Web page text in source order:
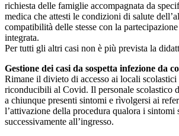
richiesta delle famiglie accompagnata da
medica che attesti le condizioni di salute
compatibilità delle stesse con la
integrata.
Per tutti gli altri casi non è più prevista la
Gestione dei casi da sospetta infezione da
Rimane il divieto di accesso ai locali
riconducibili al Covid. Il personale scolastico
a chiunque presenti sintomi e rìvolgersi ai
l’attivazione della procedura qualora i sintomi
successivamente all’ingresso.